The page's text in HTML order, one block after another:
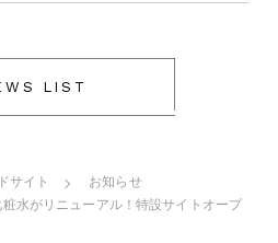
LIST
サイト
お知らせ
水がリニューアル！特設サイトオープ